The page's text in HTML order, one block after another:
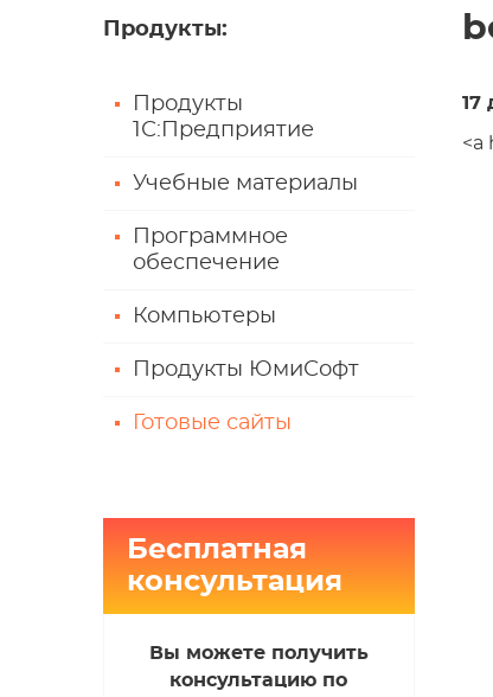
Продукты:
Продукты
1С:Предприятие
Учебные материалы
Программное
обеспечение
Компьютеры
Продукты ЮмиСофт
Готовые сайты
Бесплатная
консультация
Вы можете получить
консультацию по
17
<a